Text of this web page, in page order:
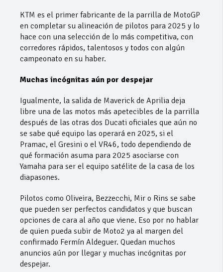
KTM es el primer fabricante de la parrilla de MotoGP
en completar su alineación de pilotos para 2025 y lo
hace con una selección de lo más competitiva, con
corredores rápidos, talentosos y todos con algún
campeonato en su haber.
Muchas incógnitas aún por despejar
Igualmente, la salida de Maverick de Aprilia deja
libre una de las motos más apetecibles de la parrilla
después de las otras dos Ducati oficiales que aún no
se sabe qué equipo las operará en 2025, si el
Pramac, el Gresini o el VR46, todo dependiendo de
qué formación asuma para 2025 asociarse con
Yamaha para ser el equipo satélite de la casa de los
diapasones.
Pilotos como Oliveira, Bezzecchi, Mir o Rins se sabe
que pueden ser perfectos candidatos y que buscan
opciones de cara al año que viene. Eso por no hablar
de quien pueda subir de Moto2 ya al margen del
confirmado Fermín Aldeguer. Quedan muchos
anuncios aún por llegar y muchas incógnitas por
despejar.